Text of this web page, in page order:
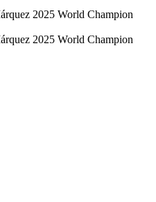
2025 World Champion
2025 World Champion